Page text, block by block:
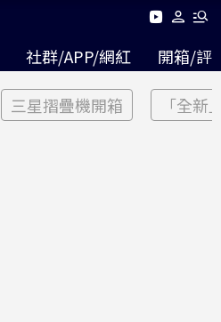
社群/APP/網紅 開箱/評
三星摺疊機開箱 「全新